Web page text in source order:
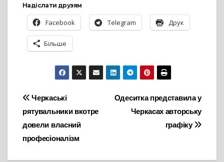
Надіслати друзям
Facebook Telegram Друк
Більше
Навігація
записів
Одеситка представила у
Черкасах авторську
графіку
Черкаські
рятувальники вкотре
довели власний
професіоналізм